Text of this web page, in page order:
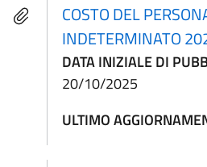
COSTO DEL
INDETERMINATO
DATA INIZIALE DI
20/10/2025
ULTIMO